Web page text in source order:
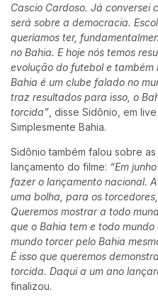
Cascio Cardoso. Já conversei
será sobre a democracia.
queríamos ter,
no Bahia. E hoje nós temos
evolução do futebol e
Bahia é um clube falado no
traz resultados para isso, o
torcida” , disse Sidônio, em
Simplesmente Bahia.
Sidônio também falou sobre
lançamento do filme: “Em
fazer o lançamento nacional.
uma bolha, para os
Queremos mostrar a todo
que o Bahia tem e todo
mundo torcer pelo Bahia
É isso que queremos
torcida. Daqui a um ano
finalizou.